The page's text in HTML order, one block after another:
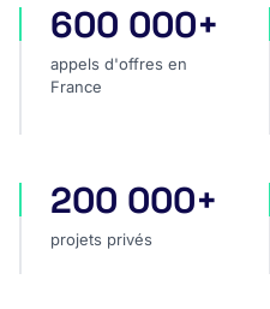
appels d'offres en France
600 000+
appels d'offres en
France
projets privés
200 000+
projets privés